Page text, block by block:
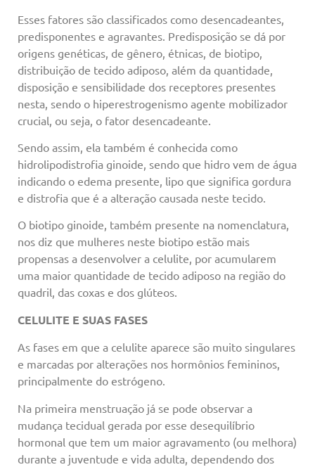
Esses fatores são classificados como desencadeantes,
predisponentes e agravantes. Predisposição se dá por
origens genéticas, de gênero, étnicas, de biotipo,
distribuição de tecido adiposo, além da quantidade,
disposição e sensibilidade dos receptores presentes
nesta, sendo o hiperestrogenismo agente mobilizador
crucial, ou seja, o fator desencadeante.
Sendo assim, ela também é conhecida como
hidrolipodistrofia ginoide, sendo que hidro vem de água
indicando o edema presente, lipo que significa gordura
e distrofia que é a alteração causada neste tecido.
O biotipo ginoide, também presente na nomenclatura,
nos diz que mulheres neste biotipo estão mais
propensas a desenvolver a celulite, por acumularem
uma maior quantidade de tecido adiposo na região do
quadril, das coxas e dos glúteos.
CELULITE E SUAS FASES
As fases em que a celulite aparece são muito singulares
e marcadas por alterações nos hormônios femininos,
principalmente do estrógeno.
Na primeira menstruação já se pode observar a
mudança tecidual gerada por esse desequilíbrio
hormonal que tem um maior agravamento (ou melhora)
durante a juventude e vida adulta, dependendo dos